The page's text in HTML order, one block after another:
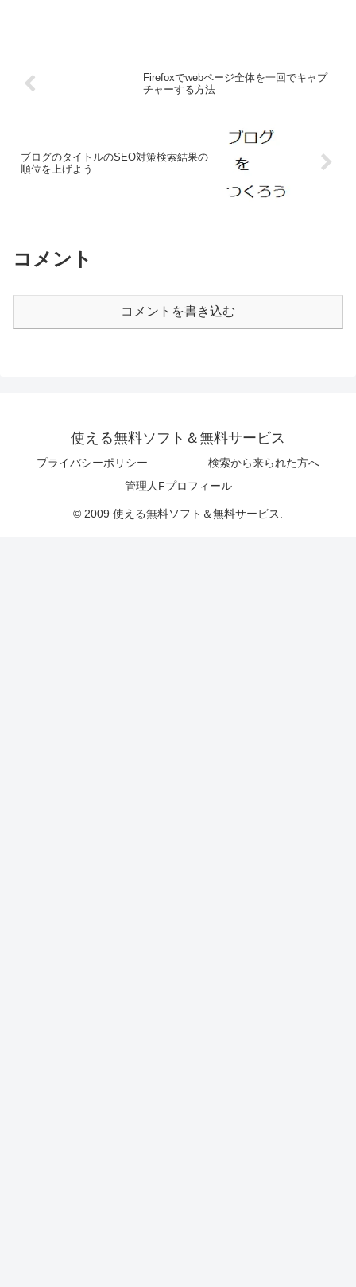
Firefoxでwebページ全体を一回でキャプ
チャーする方法
ブログのタイトルのSEO対策検索結果の
順位を上げよう
コメント
コメントを書き込む
使える無料ソフト＆無料サービス
プライバシーポリシー
検索から来られた方へ
管理人Fプロフィール
© 2009 使える無料ソフト＆無料サービス.